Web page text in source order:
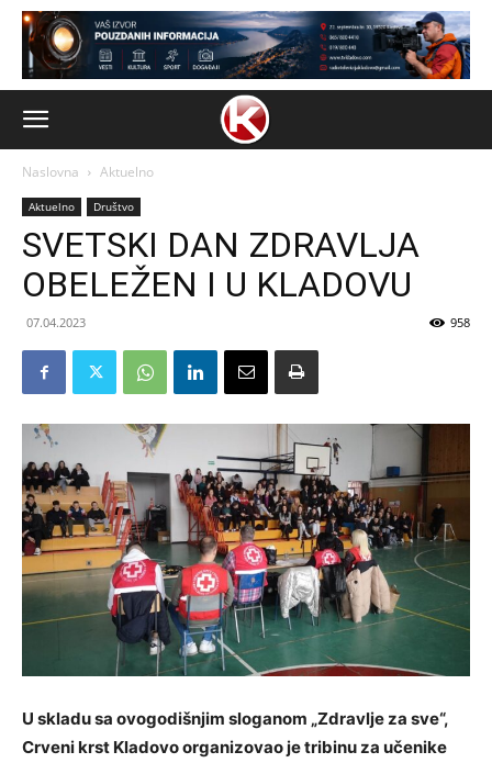
Naslovna Aktuelno
Aktuelno Društvo
SVETSKI DAN ZDRAVLJA
OBELEŽEN I U KLADOVU
07.04.2023 958
U skladu sa ovogodišnjim sloganom „Zdravlje za sve“,
Crveni krst Kladovo organizovao je tribinu za učenike